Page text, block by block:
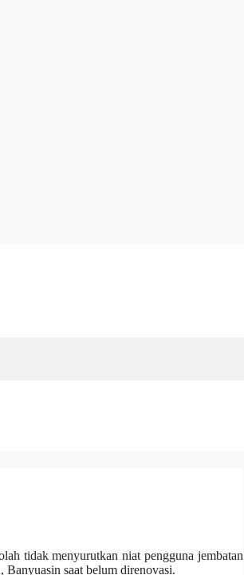
tidak menyurutkan niat pengguna jembatan
Banyuasin saat belum direnovasi.